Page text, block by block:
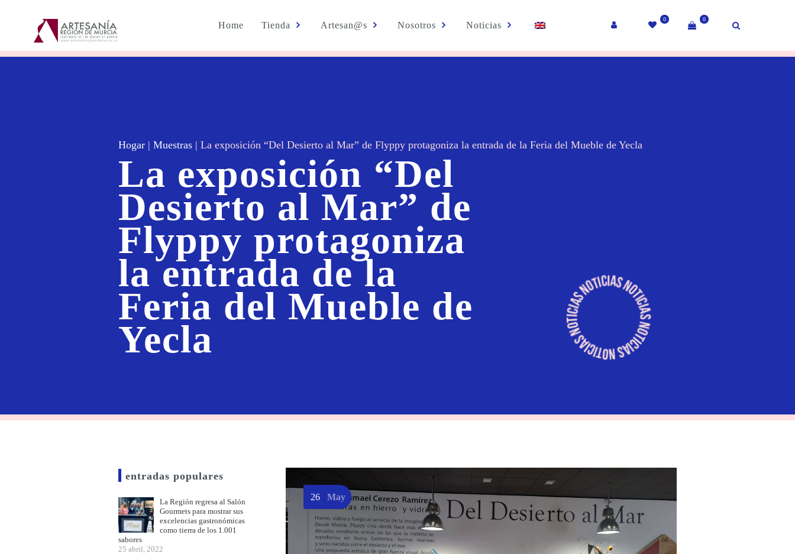
0
0
Home Tienda Artesan@s Nosotros Noticias
Hogar | Muestras | La exposición “Del Desierto al Mar” de Flyppy protagoniza la entrada de la Feria del Mueble de Yecla
La exposición “Del
Desierto al Mar” de
Flyppy protagoniza
la entrada de la
Feria del Mueble de
Yecla
26 May
entradas populares
La Región regresa al Salón
Gourmets para mostrar sus
excelencias gastronómicas
como tierra de los 1.001
sabores
25 abril, 2022